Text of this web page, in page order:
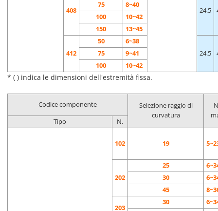
408 24.5
75
8~40
100
10~42
150
13~45
412
50
6~38
24.5
75
9~41
100
10~42
* ( ) indica le dimensioni dell'estremità fissa.
Codice componente
Selezione raggio di
curvatura
Tipo N.
102 19
202
25
30
45
203
30